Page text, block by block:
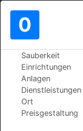
0
Sauberkeit
Einrichtungen
Anlagen
Dienstleistungen
Ort
Preisgestaltung
Weltweit>Spain
Hotel y
+34